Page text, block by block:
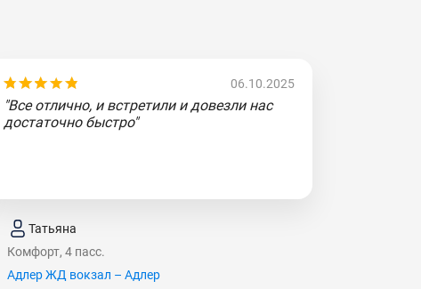
06.10.2025
"Все отлично, и встретили и довезли нас
достаточно быстро"
Татьяна
Комфорт, 4 пасс.
Адлер ЖД вокзал – Адлер